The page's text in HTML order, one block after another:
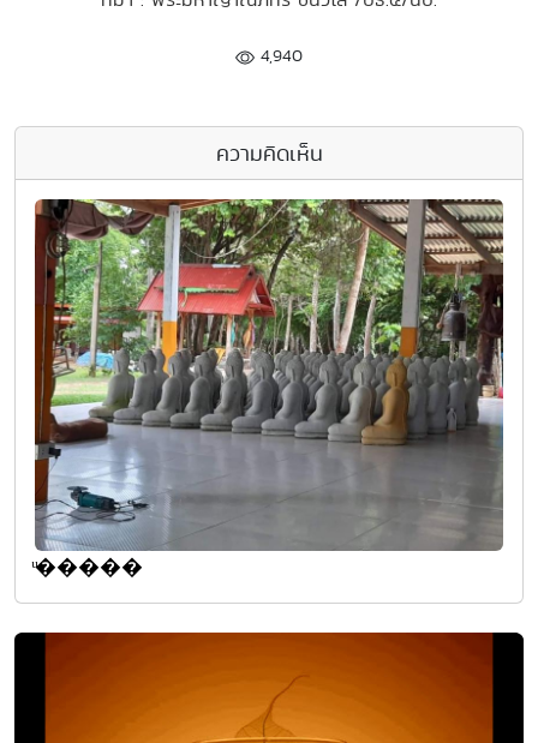
4,940
ความคิดเห็น
ͧ�����